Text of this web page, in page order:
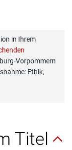
in Ihrem
Vorpommern
Ethik,
Titel